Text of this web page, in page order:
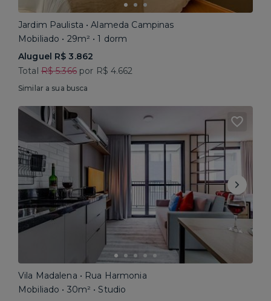
Jardim Paulista • Alameda Campinas
Mobiliado • 29m² • 1 dorm
Aluguel R$ 3.862
Total R$ 5.366por R$ 4.662
Similar a sua busca
Vila Madalena • Rua Harmonia
Mobiliado • 30m² • Studio